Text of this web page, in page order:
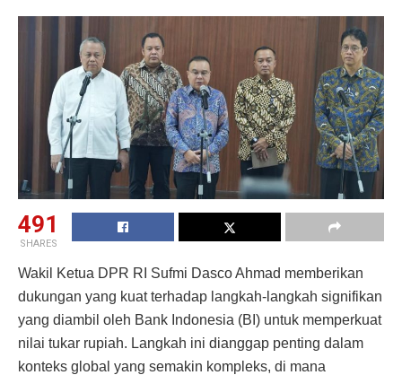
491
SHARES
Wakil Ketua DPR RI Sufmi Dasco Ahmad memberikan
dukungan yang kuat terhadap langkah-langkah signifikan
yang diambil oleh Bank Indonesia (BI) untuk memperkuat
nilai tukar rupiah. Langkah ini dianggap penting dalam
konteks global yang semakin kompleks, di mana